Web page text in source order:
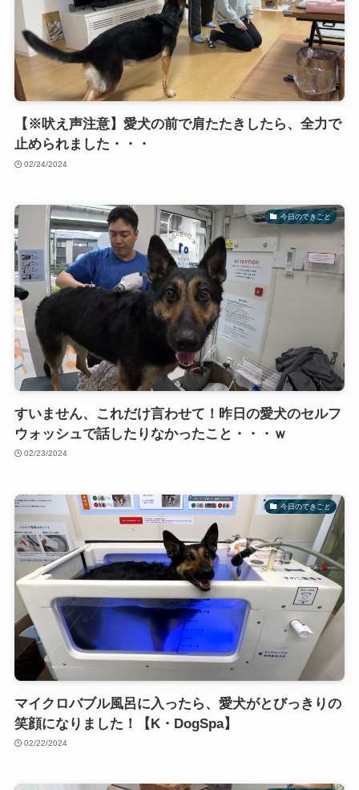
【※吠え声注意】愛犬の前で肩たたきしたら、全力で
止められました・・・
02/24/2024
今日のできごと
すいません、これだけ言わせて！昨日の愛犬のセルフ
ウォッシュで話したりなかったこと・・・ｗ
02/23/2024
今日のできごと
マイクロバブル風呂に入ったら、愛犬がとびっきりの
笑顔になりました！【K・DogSpa】
02/22/2024